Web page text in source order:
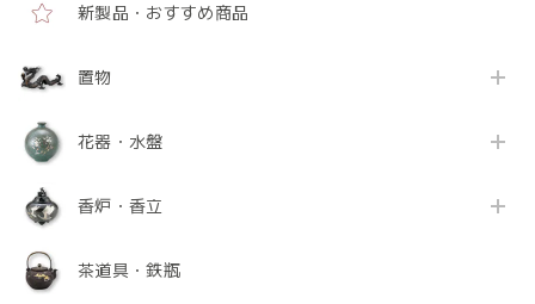
新製品・おすすめ商品
置物
花器・水盤
香炉・香立
茶道具・鉄瓶